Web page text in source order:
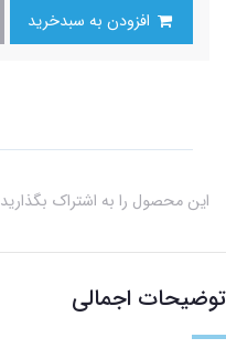
این محصول را به اشتراک بگذارید
توضیحات اجمالی